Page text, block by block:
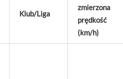
Klub/Liga
zmierzona
prędkość
(km/h)